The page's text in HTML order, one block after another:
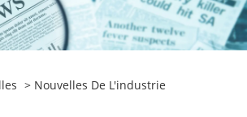
> Nouvelles De L'industrie